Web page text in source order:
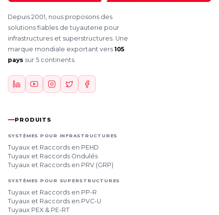
Depuis 2001, nous proposons des
solutions fiables de tuyauterie pour
infrastructures et superstructures. Une
marque mondiale exportant vers 105
pays sur 5 continents.
PRODUITS
SYSTÈMES POUR INFRASTRUCTURES
Tuyaux et Raccords en PEHD
Tuyaux et Raccords Ondulés
Tuyaux et Raccords en PRV (GRP)
SYSTÈMES POUR SUPERSTRUCTURES
Tuyaux et Raccords en PP-R
Tuyaux et Raccords en PVC-U
Tuyaux PEX & PE-RT